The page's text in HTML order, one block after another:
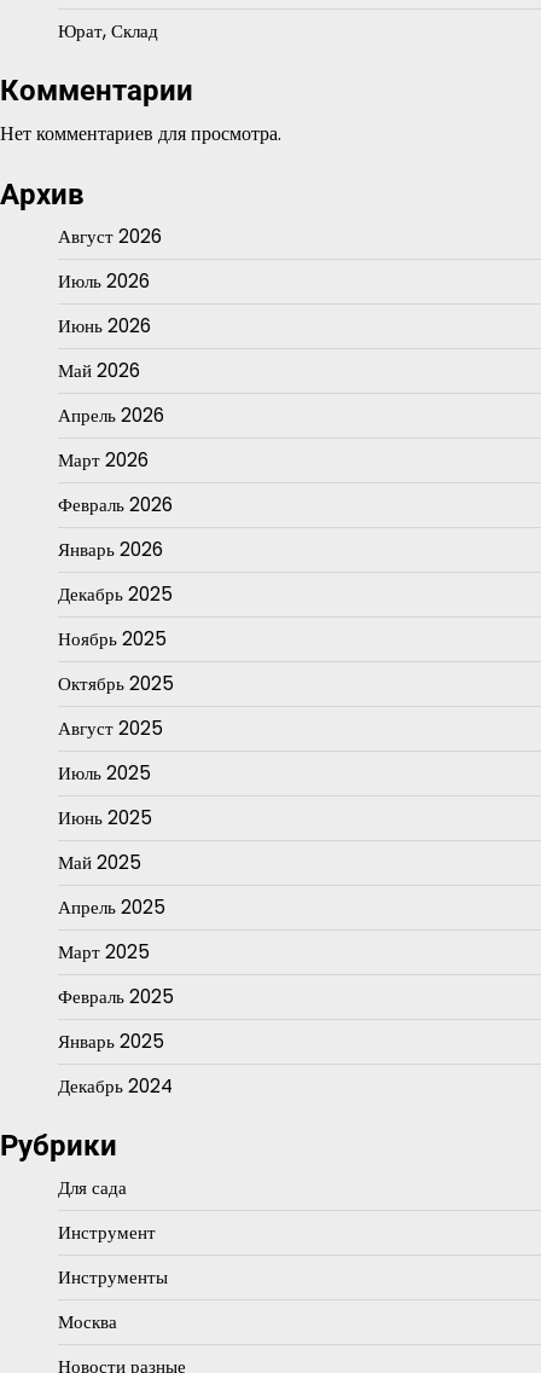
Юрат, Склад
Комментарии
Нет комментариев для просмотра.
Архив
Август 2026
Июль 2026
Июнь 2026
Май 2026
Апрель 2026
Март 2026
Февраль 2026
Январь 2026
Декабрь 2025
Ноябрь 2025
Октябрь 2025
Август 2025
Июль 2025
Июнь 2025
Май 2025
Апрель 2025
Март 2025
Февраль 2025
Январь 2025
Декабрь 2024
Рубрики
Для сада
Инструмент
Инструменты
Москва
Новости разные